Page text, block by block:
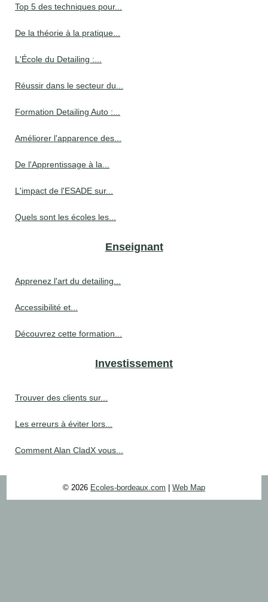
Top 5 des techniques pour...
De la théorie à la pratique...
L'École du Detailing :...
Réussir dans le secteur du...
Formation Detailing Auto :...
Améliorer l'apparence des...
De l'Apprentissage à la...
L'impact de l'ESADE sur...
Quels sont les écoles les...
Enseignant
Apprenez l'art du detailing...
Accessibilité et...
Découvrez cette formation...
Investissement
Trouver des clients sur...
Les erreurs à éviter lors...
Comment Alan CladX vous...
© 2026 Ecoles-bordeaux.com Web Map